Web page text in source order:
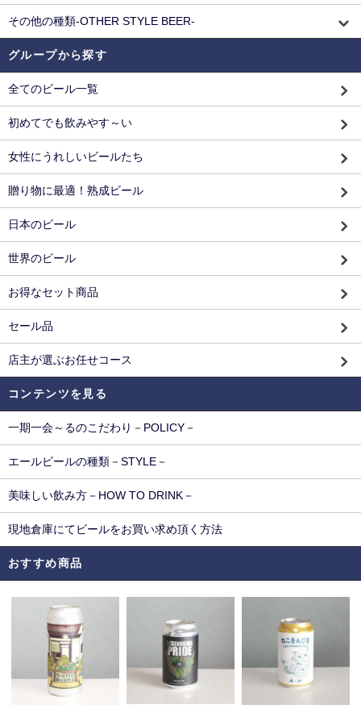
その他の種類-OTHER STYLE BEER-
グループから探す
全てのビール一覧
初めてでも飲みやす～い
女性にうれしいビールたち
贈り物に最適！熟成ビール
日本のビール
世界のビール
お得なセット商品
セール品
店主が選ぶお任せコース
コンテンツを見る
一期一会～るのこだわり－POLICY－
エールビールの種類－STYLE－
美味しい飲み方－HOW TO DRINK－
現地倉庫にてビールをお買い求め頂く方法
おすすめ商品